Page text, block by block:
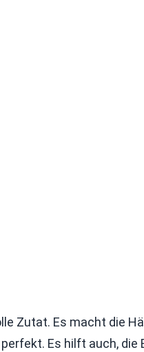
Zutat. Es macht die
Es hilft auch,